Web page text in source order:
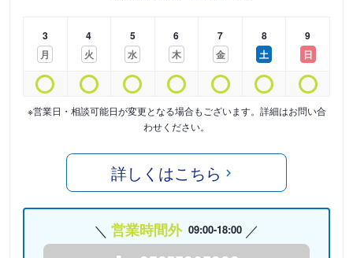
3
月
4
火
5
水
6
木
7
金
8
土
9
日
※営業日・相談可能日が変更となる場合もございます。詳細はお問い合
わせください。
詳しくはこちら
営業時間外 09:00-18:00